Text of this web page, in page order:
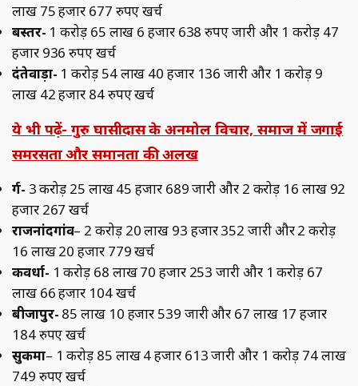
लाख 75 हजार 677 रुपए खर्च
बस्तर- 1 करोड़ 65 लाख 6 हजार 638 रुपए जारी और 1 करोड़ 47
हजार 936 रुपए खर्च
दंतेवाड़ा- 1 करोड़ 54 लाख 40 हजार 136 जारी और 1 करोड़ 9
लाख 42 हजार 84 रुपए खर्च
ये भी पढ़ें- गुरु घासीदास के अनमोल विचार, समाज में जगाई
समरसता और समानता की अलख
दुर्ग- 3 करोड़ 25 लाख 45 हजार 689 जारी और 2 करोड़ 16 लाख 92
हजार 267 खर्च
राजनांदगांव– 2 करोड़ 20 लाख 93 हजार 352 जारी और 2 करोड़
16 लाख 20 हजार 779 खर्च
कवर्धा- 1 करोड़ 68 लाख 70 हजार 253 जारी और 1 करोड़ 67
लाख 66 हजार 104 खर्च
बीजापुर- 85 लाख 10 हजार 539 जारी और 67 लाख 17 हजार
184 रुपए खर्च
सुकमा– 1 करोड़ 85 लाख 4 हजार 613 जारी और 1 करोड़ 74 लाख
749 रुपए खर्च